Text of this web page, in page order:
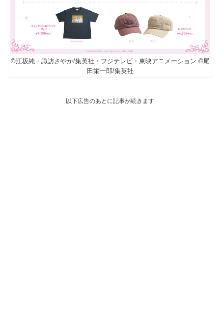
©江坂純・諏訪さやか/集英社・フジテレビ・東映アニメーション ©尾
田栄一郎/集英社
以下広告のあとに記事が続きます